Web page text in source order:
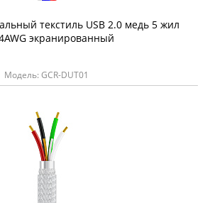
текстиль USB 2.0 медь 5 жил
экранированный
Модель: GCR-DUT01